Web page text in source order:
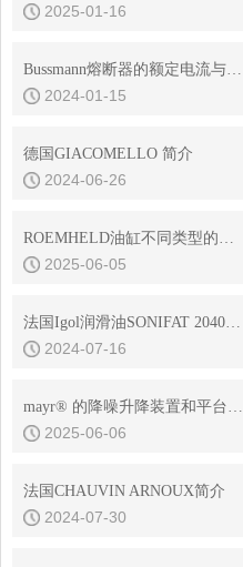
2025-01-16
Bussmann熔断器的额定电流与熔断特性选择指南
2024-01-15
德国GIACOMELLO 简介
2024-06-26
ROEMHELD油缸不同类型的工作原理
2025-06-05
法国Igol润滑油SONIFAT 2040DW
2024-07-16
mayr® 的降噪升降装置和平台制动器在电梯和舞台制动器中的应用
2025-06-06
法国CHAUVIN ARNOUX简介
2024-07-30